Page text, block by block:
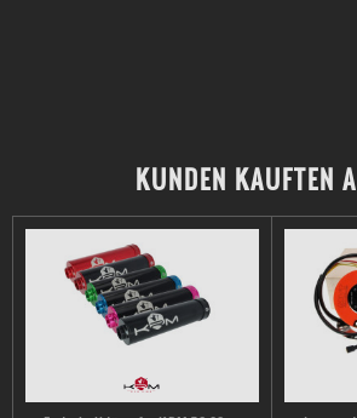
KUNDEN KAUFTEN